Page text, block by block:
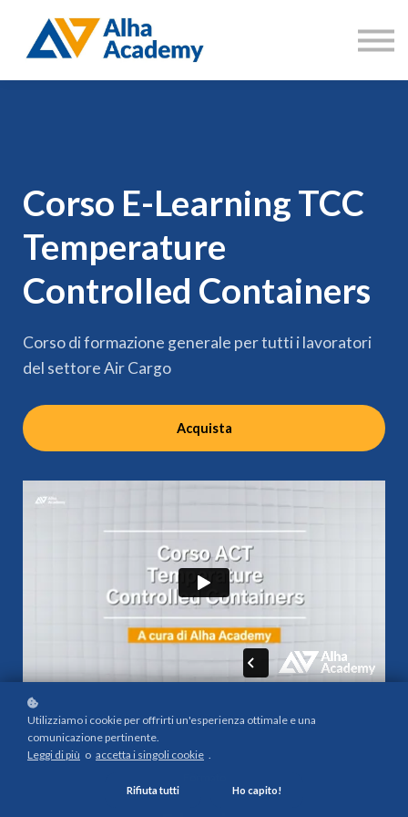
Catalogo corsi
Aree di formazione
Corso E-Learning TCC
Temperature
Controlled Containers
Corso di formazione generale per tutti i lavoratori
del settore Air Cargo
Acquista
Utilizziamo i cookie per offrirti un'esperienza ottimale e una
comunicazione pertinente.
Leggi di più o accetta i singoli cookie .
Rifiuta tutti Ho capito!